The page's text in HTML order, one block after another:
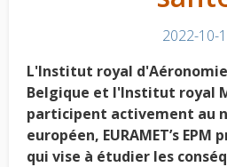
2022-10-
L'Institut royal
Belgique et l'Institut royal
participent activement au
européen, EURAMET’s EPM
qui vise à étudier les